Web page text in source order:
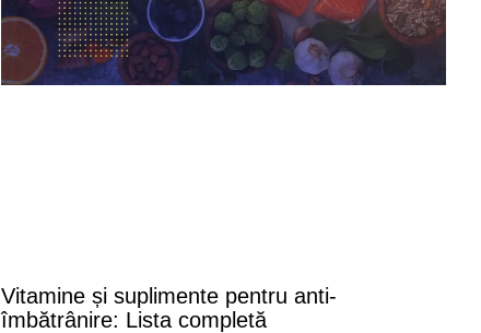
Vitamine și suplimente pentru anti-
îmbătrânire: Lista completă